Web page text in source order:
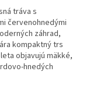
ako moderná
vhodná do
záhonov.
nenáročná,
zakvitne na
stanovišti.
tráva s
červenohnedými
záhrad,
kompaktný trs
objavujú mäkké,
hnedých